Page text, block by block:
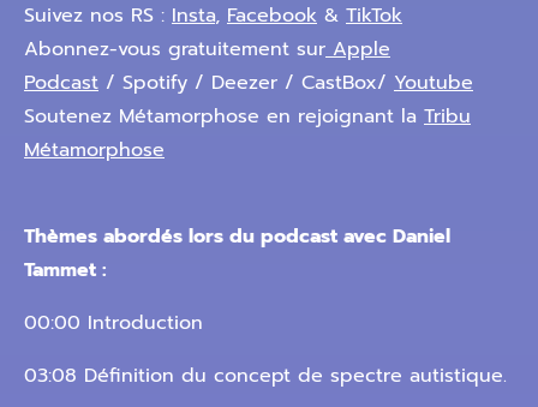
Suivez nos RS : Insta, Facebook & TikTok
Abonnez-vous gratuitement surApple
Podcast / Spotify / Deezer / CastBox/ Youtube
Soutenez Métamorphose en rejoignant la Tribu
Métamorphose
Thèmes abordés lors du podcast avec Daniel
Tammet :
00:00 Introduction
03:08 Définition du concept de spectre autistique.